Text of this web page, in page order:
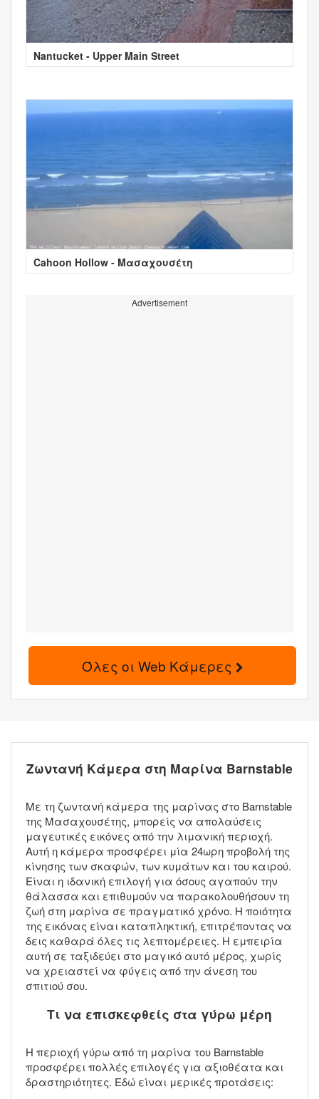
Nantucket - Upper Main Street
Cahoon Hollow - Μασαχουσέτη
Advertisement
Όλες οι Web Κάμερες
Ζωντανή Κάμερα στη Μαρίνα Barnstable
Με τη ζωντανή κάμερα της μαρίνας στο Barnstable
της Μασαχουσέτης, μπορείς να απολαύσεις
μαγευτικές εικόνες από την λιμανική περιοχή.
Αυτή η κάμερα προσφέρει μία 24ωρη προβολή της
κίνησης των σκαφών, των κυμάτων και του καιρού.
Είναι η ιδανική επιλογή για όσους αγαπούν την
θάλασσα και επιθυμούν να παρακολουθήσουν τη
ζωή στη μαρίνα σε πραγματικό χρόνο. Η ποιότητα
της εικόνας είναι καταπληκτική, επιτρέποντας να
δεις καθαρά όλες τις λεπτομέρειες. Η εμπειρία
αυτή σε ταξιδεύει στο μαγικό αυτό μέρος, χωρίς
να χρειαστεί να φύγεις από την άνεση του
σπιτιού σου.
Τι να επισκεφθείς στα γύρω μέρη
Η περιοχή γύρω από τη μαρίνα του Barnstable
προσφέρει πολλές επιλογές για αξιοθέατα και
δραστηριότητες. Εδώ είναι μερικές προτάσεις: